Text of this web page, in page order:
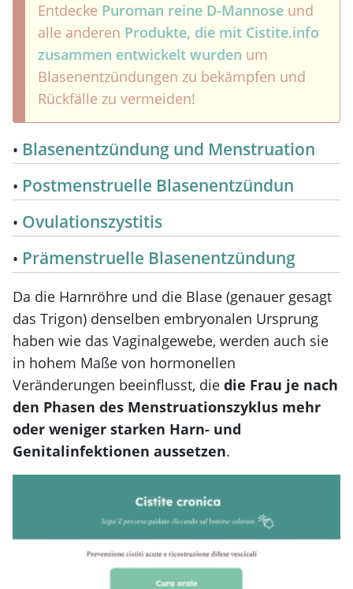
Entdecke Puroman reine D-Mannose und
alle anderen Produkte, die mit Cistite.info
zusammen entwickelt wurden um
Blasenentzündungen zu bekämpfen und
Rückfälle zu vermeiden!
Blasenentzündung und Menstruation
Postmenstruelle Blasenentzündun
Ovulationszystitis
Prämenstruelle Blasenentzündung
Da die Harnröhre und die Blase (genauer gesagt
das Trigon) denselben embryonalen Ursprung
haben wie das Vaginalgewebe, werden auch sie
in hohem Maße von hormonellen
Veränderungen beeinflusst, die die Frau je nach
den Phasen des Menstruationszyklus mehr
oder weniger starken Harn- und
Genitalinfektionen aussetzen.